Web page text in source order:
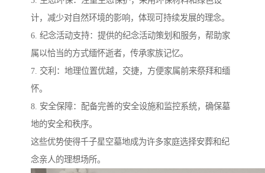
计，减少对自然环境的影响，体现可持续发展的理念。
6. 纪念活动支持：提供的纪念活动策划和服务，帮助家
属以恰当的方式缅怀逝者，传承家族记忆。
7. 交利：地理位置优越，交捷，方便家属前来祭拜和缅
怀。
8. 安全保障：配备完善的安全设施和监控系统，确保墓
地的安全和秩序。
这些优势使得千子星空墓地成为许多家庭选择安葬和纪
念亲人的理想场所。